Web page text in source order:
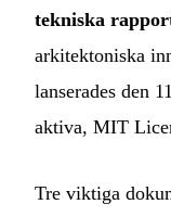
tekniska
arkitektoniska
lanserades den
aktiva, MIT
Tre viktiga